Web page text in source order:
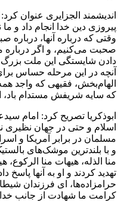
اندیشمند الجزایری عنوان
پیروزی دین خدا انجام داد و
وقتی که درباره آنها،
صحبت می‌کنیم، و اگر درباره
دادن شایستگی این ملت بزرگ
آنچه در این مرحله حساس
الهام‌بخش، فقیهی که واجد
که سایه شریفش مستدام
ابوذکریا تصریح کرد: امام
اسلام و حتی در جهان نظیری
مسلمان در برابر آمریکا و
و با بلندترین موشک‌های
منا الذله، هیهات منا
تهدید کردند و او به آنها پاسخ
حرامزاده‌ها، ای فرزندان
کرامت ما شهادت از جانب